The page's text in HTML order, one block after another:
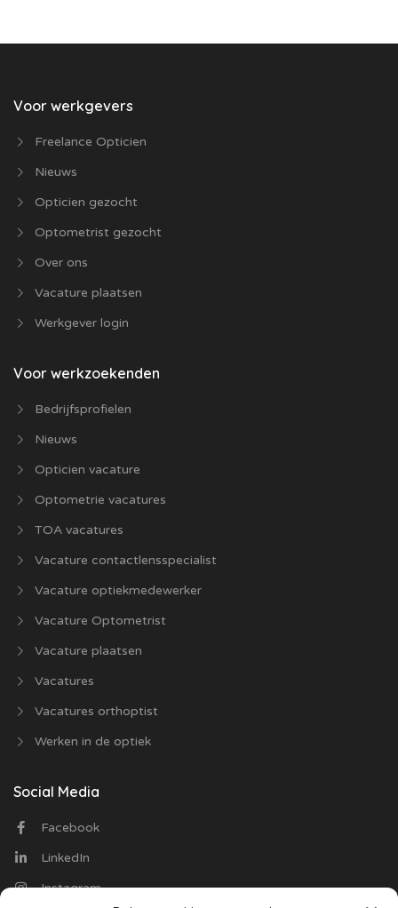
Voor werkgevers
Freelance Opticien
Nieuws
Opticien gezocht
Optometrist gezocht
Over ons
Vacature plaatsen
Werkgever login
Voor werkzoekenden
Bedrijfsprofielen
Nieuws
Opticien vacature
Optometrie vacatures
TOA vacatures
Vacature contactlensspecialist
Vacature optiekmedewerker
Vacature Optometrist
Vacature plaatsen
Vacatures
Vacatures orthoptist
Werken in de optiek
Social Media
Facebook
LinkedIn
Instagram